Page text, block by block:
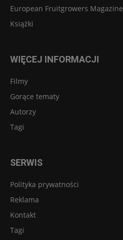
European Fruitgrowers Magazine
Książki
WIĘCEJ INFORMACJI
Filmy
Gorące tematy
Autorzy
Tagi
SERWIS
Polityka prywatności
Reklama
Kontakt
Tagi